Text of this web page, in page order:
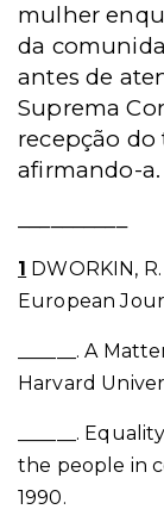
mulher
da
antes de
Suprema
recepção do
afirmando-a.
1 DWORKIN,
European
______. A
Harvard
______.
the people in
1990.